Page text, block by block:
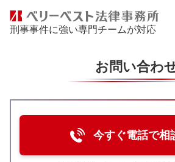
刑事事件に強い専門チームが対応
お問い合わ
今すぐ電話で相